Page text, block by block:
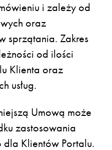
i zależy od
oraz
sprzątania. Zakres
od ilości
Klienta oraz
usług.
Umową może
zastosowania
Klientów Portalu.